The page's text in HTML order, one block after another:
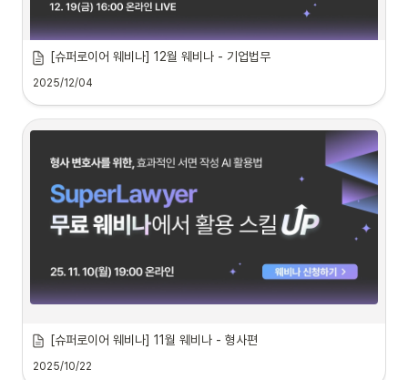
[슈퍼로이어 웨비나] 12월 웨비나 - 기업법무
2025/12/04
[슈퍼로이어 웨비나] 11월 웨비나 - 형사편
2025/10/22